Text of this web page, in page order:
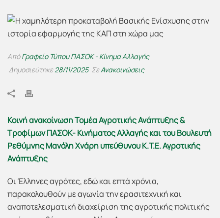
ΑπόΓραφείο Τύπου ΠΑΣΟΚ - Κίνημα Αλλαγής
Δημοσιεύτηκε28/11/2025 ΣεΑνακοινώσεις
Κοινή ανακοίνωση Τομέα Αγροτικής Ανάπτυξης &
Τροφίμων ΠΑΣΟΚ- Κινήματος Αλλαγής και του Βουλευτή
Ρεθύμνης Μανόλη Χνάρη υπεύθυνου Κ.Τ.Ε. Αγροτικής
Ανάπτυξης
Οι Έλληνες αγρότες, εδώ και επτά χρόνια,
παρακολουθούν με αγωνία την ερασιτεχνική και
αναποτελεσματική διαχείριση της αγροτικής πολιτικής